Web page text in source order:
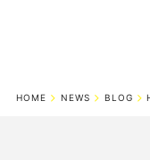
HOME NEWS BLOG